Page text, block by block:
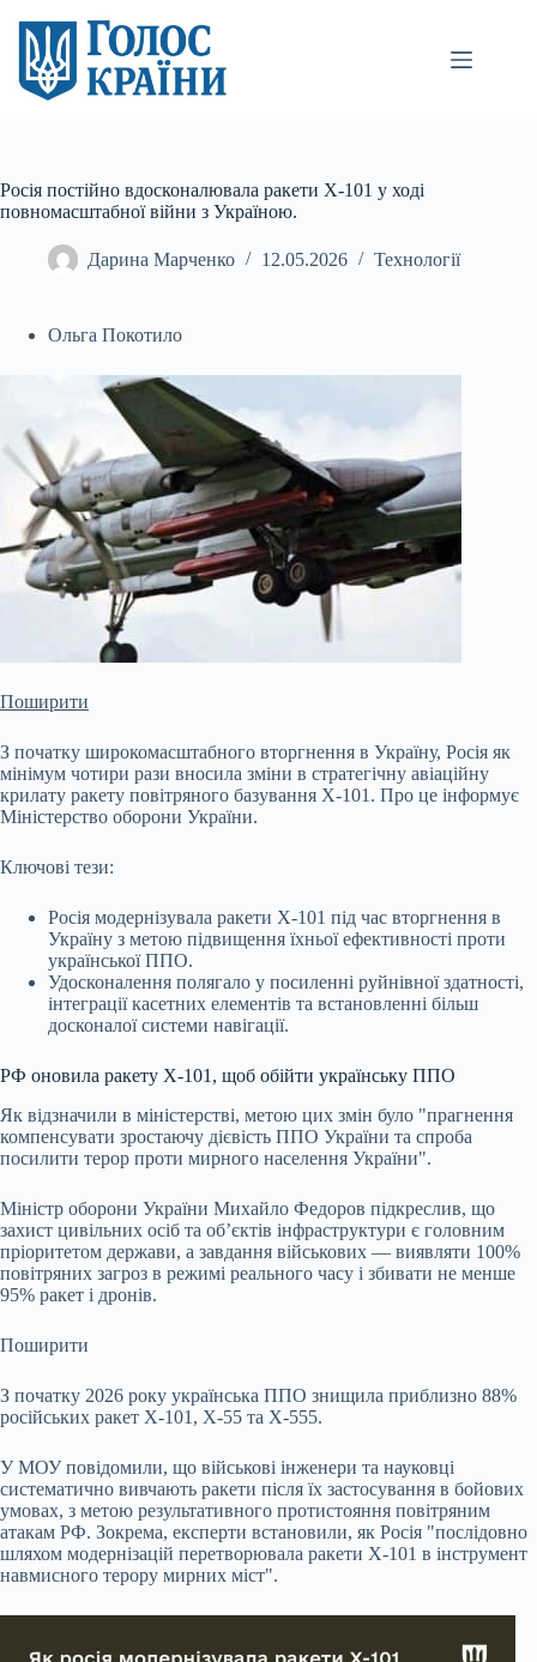
вмісту
Росія постійно вдосконалювала ракети Х-101 у ході
повномасштабної війни з Україною.
Дарина Марченко 12.05.2026 Технології
Ольга Покотило
Поширити
З початку широкомасштабного вторгнення в Україну, Росія як
мінімум чотири рази вносила зміни в стратегічну авіаційну
крилату ракету повітряного базування Х-101. Про це інформує
Міністерство оборони України.
Ключові тези:
Росія модернізувала ракети Х-101 під час вторгнення в
Україну з метою підвищення їхньої ефективності проти
української ППО.
Удосконалення полягало у посиленні руйнівної здатності,
інтеграції касетних елементів та встановленні більш
досконалої системи навігації.
РФ оновила ракету Х-101, щоб обійти українську ППО
Як відзначили в міністерстві, метою цих змін було "прагнення
компенсувати зростаючу дієвість ППО України та спроба
посилити терор проти мирного населення України".
Міністр оборони України Михайло Федоров підкреслив, що
захист цивільних осіб та об’єктів інфраструктури є головним
пріоритетом держави, а завдання військових — виявляти 100%
повітряних загроз в режимі реального часу і збивати не менше
95% ракет і дронів.
Поширити
З початку 2026 року українська ППО знищила приблизно 88%
російських ракет Х-101, Х-55 та Х-555.
У МОУ повідомили, що військові інженери та науковці
систематично вивчають ракети після їх застосування в бойових
умовах, з метою результативного протистояння повітряним
атакам РФ. Зокрема, експерти встановили, як Росія "послідовно
шляхом модернізацій перетворювала ракети Х-101 в інструмент
навмисного терору мирних міст".